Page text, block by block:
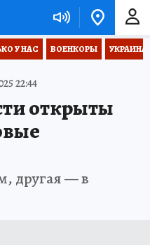
У НАС ВОЕНКОРЫ
22:44
открыты
другая — в